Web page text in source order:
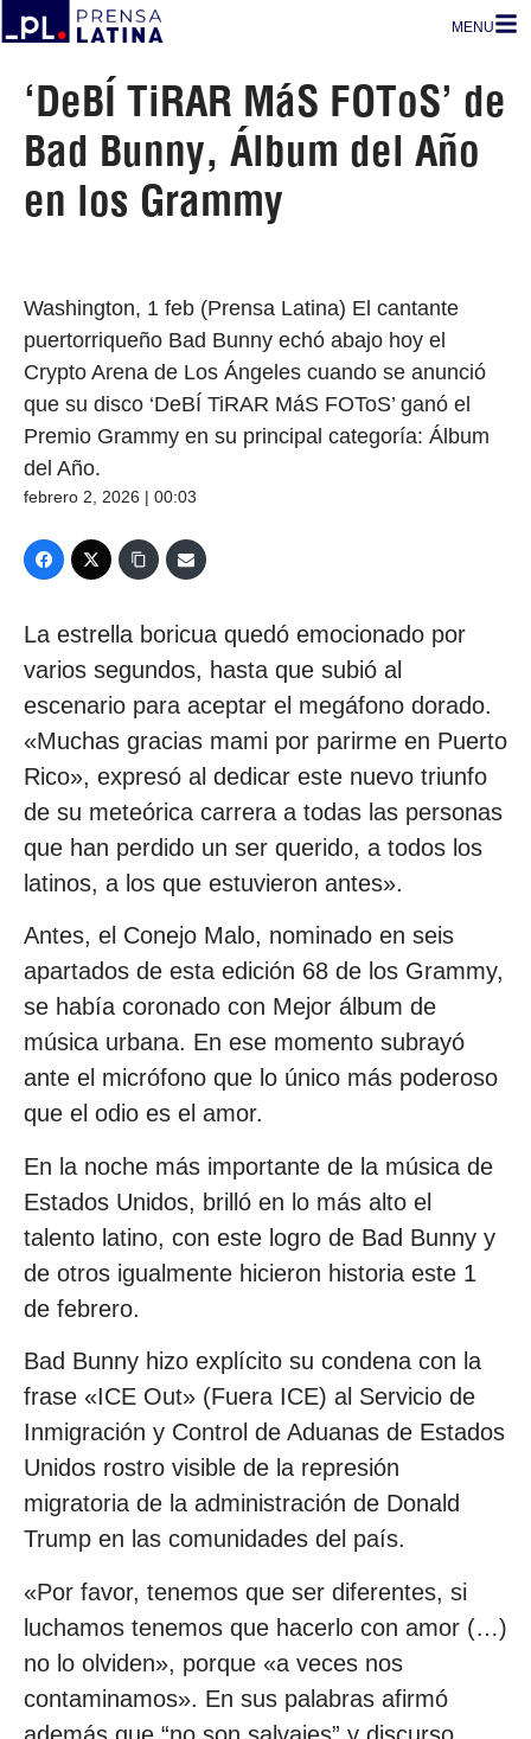
MENU
‘DeBÍ TiRAR MáS FOToS’ de
Bad Bunny, Álbum del Año
en los Grammy
Washington, 1 feb (Prensa Latina) El cantante
puertorriqueño Bad Bunny echó abajo hoy el
Crypto Arena de Los Ángeles cuando se anunció
que su disco ‘DeBÍ TiRAR MáS FOToS’ ganó el
Premio Grammy en su principal categoría: Álbum
del Año.
febrero 2, 2026 | 00:03
La estrella boricua quedó emocionado por
varios segundos, hasta que subió al
escenario para aceptar el megáfono dorado.
«Muchas gracias mami por parirme en Puerto
Rico», expresó al dedicar este nuevo triunfo
de su meteórica carrera a todas las personas
que han perdido un ser querido, a todos los
latinos, a los que estuvieron antes».
Antes, el Conejo Malo, nominado en seis
apartados de esta edición 68 de los Grammy,
se había coronado con Mejor álbum de
música urbana. En ese momento subrayó
ante el micrófono que lo único más poderoso
que el odio es el amor.
En la noche más importante de la música de
Estados Unidos, brilló en lo más alto el
talento latino, con este logro de Bad Bunny y
de otros igualmente hicieron historia este 1
de febrero.
Bad Bunny hizo explícito su condena con la
frase «ICE Out» (Fuera ICE) al Servicio de
Inmigración y Control de Aduanas de Estados
Unidos rostro visible de la represión
migratoria de la administración de Donald
Trump en las comunidades del país.
«Por favor, tenemos que ser diferentes, si
luchamos tenemos que hacerlo con amor (…)
no lo olviden», porque «a veces nos
contaminamos». En sus palabras afirmó
además que “no son salvajes” y discurso